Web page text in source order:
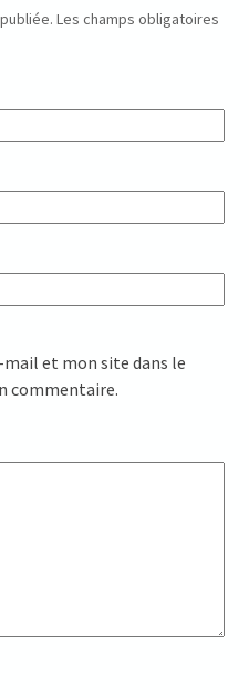
Les champs obligatoires
et mon site dans le
commentaire.